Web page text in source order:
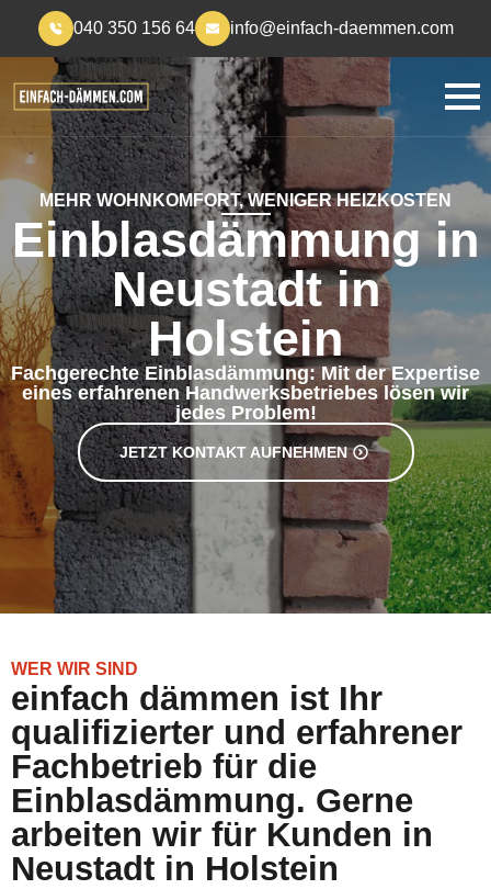
040 350 156 64 info@einfach-daemmen.com
MEHR WOHNKOMFORT, WENIGER HEIZKOSTEN
Einblasdämmung in
Neustadt in
Holstein
Fachgerechte Einblasdämmung: Mit der Expertise
eines erfahrenen Handwerksbetriebes lösen wir
jedes Problem!
JETZT KONTAKT AUFNEHMEN
WER WIR SIND
einfach dämmen ist Ihr
qualifizierter und erfahrener
Fachbetrieb für die
Einblasdämmung. Gerne
arbeiten wir für Kunden in
Neustadt in Holstein